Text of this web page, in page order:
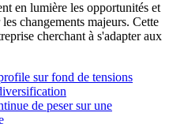
en lumière les opportunités et
changements majeurs. Cette
cherchant à s'adapter aux
sur fond de tensions
de peser sur une